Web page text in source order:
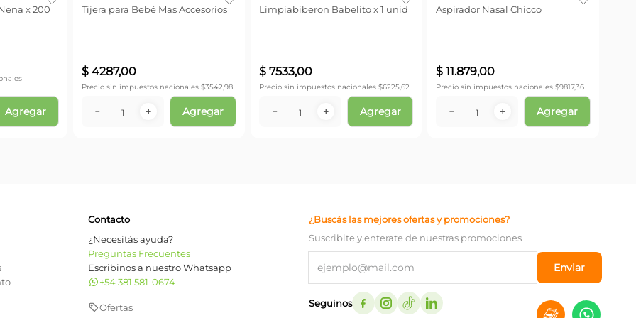
x 200
Agregar
Tijera para Bebé Mas Accesorios
$ 4287,00
Precio sin impuestos nacionales $3542,98
＋
－ Agregar
Limpiabiberon Babelito x 1 unid
$ 7533,00
Precio sin impuestos nacionales $6225,62
＋
－ Agregar
Aspirador Nasal Chicco
$ 11.879,00
Precio sin impuestos nacionales $9817,36
＋
－ Agregar
Contacto
¿Necesitás ayuda?
Preguntas Frecuentes
Escribinos a nuestro Whatsapp
+54 381 581-0674
Ofertas
¿Buscás las mejores ofertas y promociones?
Suscribite y enterate de nuestras promociones
Enviar
Seguinos